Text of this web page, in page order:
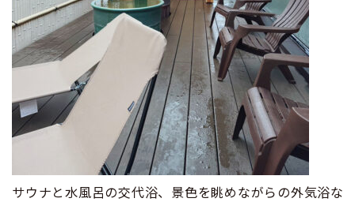
サウナと水風呂の交代浴、景色を眺めながらの外気浴な